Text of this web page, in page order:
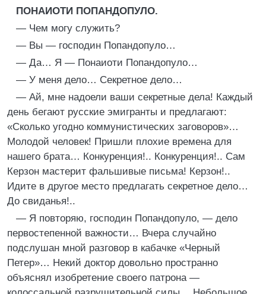
ПОНАИОТИ ПОПАНДОПУЛО.
— Чем могу служить?
— Вы — господин Попандопуло…
— Да… Я — Понаиоти Попандопуло…
— У меня дело… Секретное дело…
— Ай, мне надоели ваши секретные дела! Каждый
день бегают русские эмигранты и предлагают:
«Сколько угодно коммунистических заговоров»…
Молодой человек! Пришли плохие времена для
нашего брата… Конкуренция!.. Конкуренция!.. Сам
Керзон мастерит фальшивые письма! Керзон!..
Идите в другое место предлагать секретное дело…
До свиданья!..
— Я повторяю, господин Попандопуло, — дело
первостепенной важности… Вчера случайно
подслушан мной разговор в кабачке «Черный
Петер»… Некий доктор довольно пространно
объяснял изобретение своего патрона —